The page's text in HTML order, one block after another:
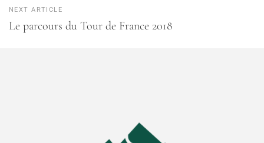
NEXT ARTICLE
Le parcours du Tour de France 2018